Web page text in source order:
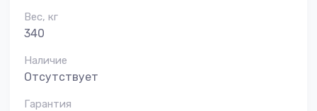
Вес, кг
340
Наличие
Отсутствует
Гарантия